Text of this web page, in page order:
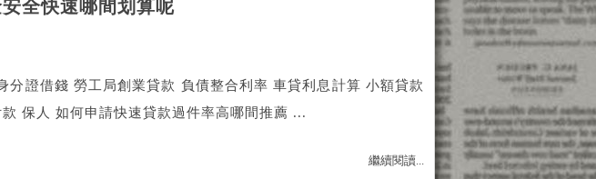
全快速哪間划算呢
分證借錢 勞工局創業貸款 負債整合利率 車貸利息計算 小額貸款
保人 如何申請快速貸款過件率高哪間推薦 ...
繼續閱讀...